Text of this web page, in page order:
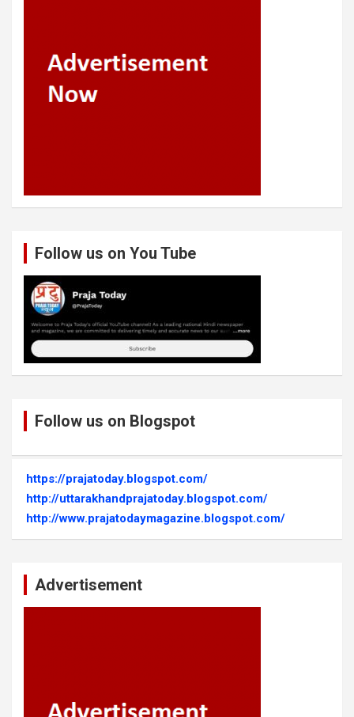
Follow us on You Tube
Follow us on Blogspot
https://prajatoday.blogspot.com/
http://uttarakhandprajatoday.blogspot.com/
http://www.prajatodaymagazine.blogspot.com/
Advertisement